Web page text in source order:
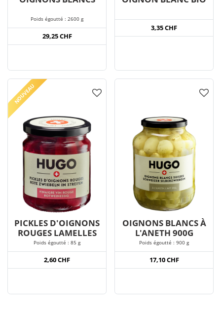
Poids égoutté : 2600 g
29,25 CHF
3,35 CHF
NOUVEAU
PICKLES D'OIGNONS
ROUGES LAMELLES
Poids égoutté : 85 g
2,60 CHF
OIGNONS BLANCS À
L'ANETH 900G
Poids égoutté : 900 g
17,10 CHF